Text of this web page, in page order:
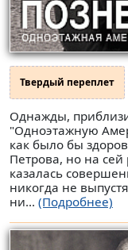
Твердый переплет
Однажды,
"Одноэтажную
как было бы
Петрова, но на сей
казалась
никогда не
ни... (Подробнее)